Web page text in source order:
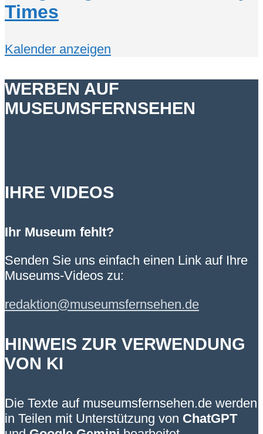
Times
Kalender anzeigen
WERBEN AUF
MUSEUMSFERNSEHEN
IHRE VIDEOS
Ihr Museum fehlt?
Senden Sie uns einfach einen Link auf Ihre
Museums-Videos zu:
redaktion@museumsfernsehen.de
HINWEIS ZUR VERWENDUNG
VON KI
Die Texte auf museumsfernsehen.de werden
in Teilen mit Unterstützung von ChatGPT